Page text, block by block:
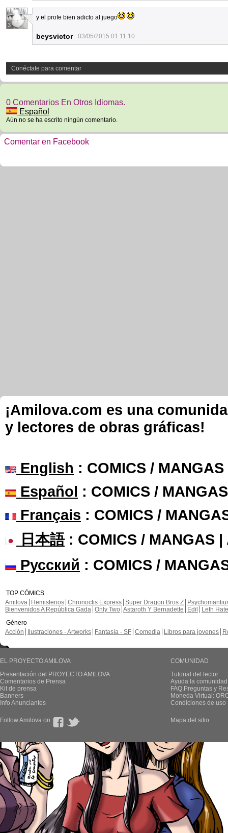
3
y el profe bien adicto al juego
beysvictor 03/05/2015 01:11:10
Conéctate para comentar
0 Comentarios En Otros Idiomas.
Español
Aún no se ha escrito ningún comentario.
Comentar en Facebook
¡Amilova.com es una
y lectores de obras gráficas!
English : COMICS /
Español : COMICS /
Français : COMICS /
日本語: COMICS / MANGAS |
Русский : COMICS /
TOP CÓMICS
Amilova
Hemisferios Chronoctis Express Super Dragon Bros Z
Bienvenidos A República Gada Only Two Astaroth Y Bernadette Edil
Leth Hate
Género
Acción
Ilustraciones - Artworks Fantasía - SF Comedia Libros para jovenes
EL PROYECTO AMILOVA
Presentación del PROYECTO AMILOVA
Comentarios de Prensa
Kit de prensa
Banners
Info Anunciantes
COMUNIDAD
Tutorial del lector
Ayuda la
FAQ.Preguntas y
Moneda Virtual:
Condiciones de uso
Follow Amilova on Mapa del sitio